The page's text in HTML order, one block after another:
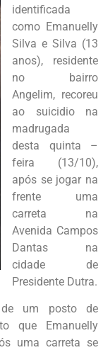
identificada
como Emanuelly
Silva e Silva (13
anos), residente
no bairro
Angelim, recoreu
ao suicidio na
madrugada
desta quinta –
feira (13/10),
após se jogar na
frente uma
carreta na
Avenida Campos
Dantas na
cidade de
Presidente Dutra.
de um posto de
que Emanuelly
uma carreta se